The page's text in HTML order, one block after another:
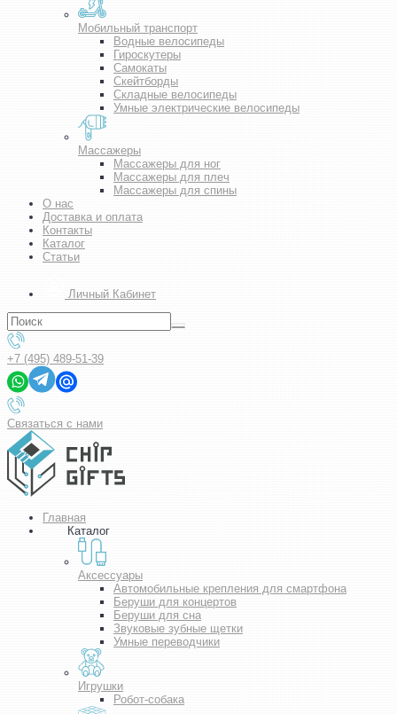
Мобильный транспорт
Водные велосипеды
Гироскутеры
Самокаты
Скейтборды
Складные велосипеды
Умные электрические велосипеды
Массажеры
Массажеры для ног
Массажеры для плеч
Массажеры для спины
О нас
Доставка и оплата
Контакты
Каталог
Статьи
Личный Кабинет
+7 (495) 489-51-39
Связаться с нами
Главная
Каталог
Аксессуары
Автомобильные крепления для смартфона
Беруши для концертов
Беруши для сна
Звуковые зубные щетки
Умные переводчики
Игрушки
Робот-собака